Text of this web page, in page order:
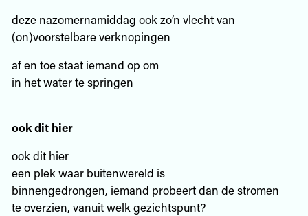
deze nazomernamiddag ook zo’n vlecht van
(on)voorstelbare verknopingen
af en toe staat iemand op om
in het water te springen
ook dit hier
ook dit hier
een plek waar buitenwereld is
binnengedrongen, iemand probeert dan de stromen
te overzien, vanuit welk gezichtspunt?